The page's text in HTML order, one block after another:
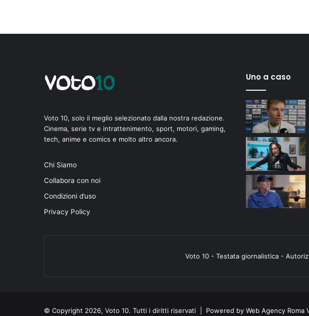
Voto 10, solo il meglio selezionato dalla nostra redazione.
Cinema, serie tv e intrattenimento, sport, motori, gaming,
tech, anime e comics e molto altro ancora.
Chi Siamo
Collabora con noi
Condizioni d’uso
Privacy Policy
Uno a caso
Voto 10 - Testata giornalistica -
© Copyright 2026, Voto 10. Tutti i diritti riservati | Powered by Web Agency Roma